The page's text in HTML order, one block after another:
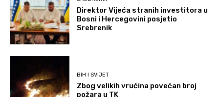
Direktor Vijeća stranih investitora u
Bosni i Hercegovini posjetio
Srebrenik
BIH I SVIJET
Zbog velikih vrućina povećan broj
požara u TK